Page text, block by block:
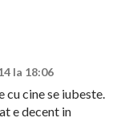
la 18:06
cu cine se iubeste.
e decent in